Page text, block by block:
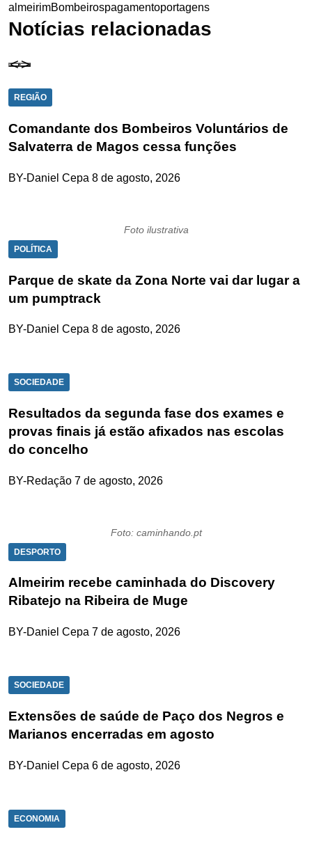
almeirimBombeirospagamentoportagens
Notícias relacionadas
REGIÃO
Comandante dos Bombeiros Voluntários de
Salvaterra de Magos cessa funções
BY-Daniel Cepa 8 de agosto, 2026
Foto ilustrativa
POLÍTICA
Parque de skate da Zona Norte vai dar lugar a
um pumptrack
BY-Daniel Cepa 8 de agosto, 2026
SOCIEDADE
Resultados da segunda fase dos exames e
provas finais já estão afixados nas escolas
do concelho
BY-Redação 7 de agosto, 2026
Foto: caminhando.pt
DESPORTO
Almeirim recebe caminhada do Discovery
Ribatejo na Ribeira de Muge
BY-Daniel Cepa 7 de agosto, 2026
SOCIEDADE
Extensões de saúde de Paço dos Negros e
Marianos encerradas em agosto
BY-Daniel Cepa 6 de agosto, 2026
ECONOMIA